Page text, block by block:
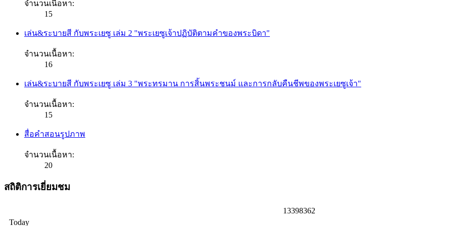
จำนวนเนื้อหา:
15
เล่น&ระบายสี กับพระเยซู เล่ม 2 "พระเยซูเจ้าปฏิบัติตามคำของพระบิดา"
จำนวนเนื้อหา:
16
เล่น&ระบายสี กับพระเยซู เล่ม 3 "พระทรมาน การสิ้นพระชนม์ และการกลับคืนชีพของพระเยซูเจ้า"
จำนวนเนื้อหา:
15
สื่อคำสอนรูปภาพ
จำนวนเนื้อหา:
20
สถิติการเยี่ยมชม
13398362
Today